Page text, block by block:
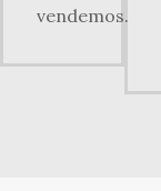
vendemos.